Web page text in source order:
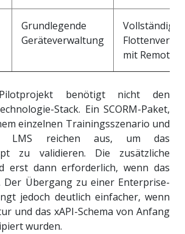
Grundlegende
Geräteverwaltung
Vollständige
mit Remote-
benötigt nicht den
Stack. Ein SCORM-Paket,
einzelnen Trainingsszenario und
LMS reichen aus, um das
zu validieren. Die zusätzliche
erst dann erforderlich, wenn das
Der Übergang zu einer Enterprise-
jedoch deutlich einfacher, wenn
und das xAPI-Schema von Anfang
wurden.